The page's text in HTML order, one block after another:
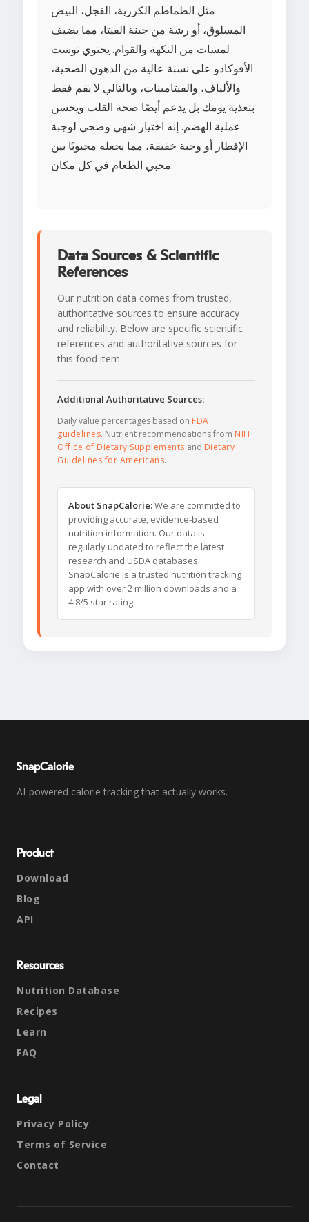
مثل الطماطم الكرزية، الفجل، البيض
المسلوق، أو رشة من جبنة الفيتا، مما يضيف
لمسات من النكهة والقوام. يحتوي توست
الأفوكادو على نسبة عالية من الدهون الصحية،
والألياف، والفيتامينات، وبالتالي لا يقم فقط
بتغذية يومك بل يدعم أيضًا صحة القلب ويحسن
عملية الهضم. إنه اختيار شهي وصحي لوجبة
الإفطار أو وجبة خفيفة، مما يجعله محبوبًا بين
محبي الطعام في كل مكان.
Data Sources & Scientific
References
Our nutrition data comes from trusted,
authoritative sources to ensure accuracy
and reliability. Below are specific scientific
references and authoritative sources for
this food item.
Additional Authoritative Sources:
Daily value percentages based on FDA
guidelines. Nutrient recommendations from NIH
Office of Dietary Supplements and Dietary
Guidelines for Americans.
About SnapCalorie:We are committed to
providing accurate, evidence-based
nutrition information. Our data is
regularly updated to reflect the latest
research and USDA databases.
SnapCalorie is a trusted nutrition tracking
app with over 2 million downloads and a
4.8/5 star rating.
SnapCalorie
AI-powered calorie tracking that actually works.
Product
Download
Blog
API
Resources
Nutrition Database
Recipes
Learn
FAQ
Legal
Privacy Policy
Terms of Service
Contact